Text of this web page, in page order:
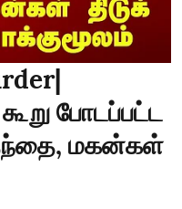
போடப்பட்ட
மகன்கள்